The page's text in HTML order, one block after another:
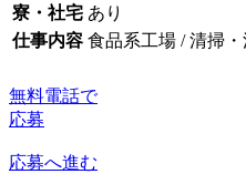
寮・社宅 あり
仕事内容 食品系工場 / 清掃
無料電話で
応募
応募へ進む